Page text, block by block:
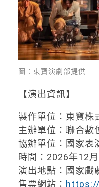
圖：東寶演劇部提供
【演出資訊】
製作單位：東寶株
主辦單位：聯合數
協辦單位：國家表
時間：2026年12
演出地點：國家戲
售票網站：